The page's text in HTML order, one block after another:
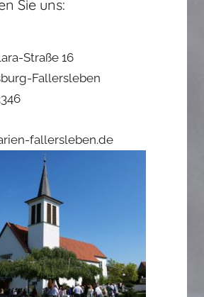
Sie uns:
Straße 16
Fallersleben
fallersleben.de